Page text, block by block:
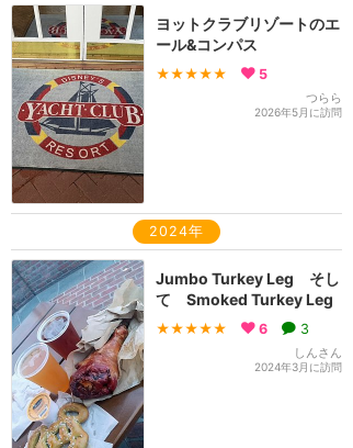
ヨットクラブリゾートのエ
ール&コンパス
★★★★★ 5
つらら
2026年5月に訪問
2024年
Jumbo Turkey Leg そし
て Smoked Turkey Leg
★★★★★ 6 3
しんさん
2024年3月に訪問